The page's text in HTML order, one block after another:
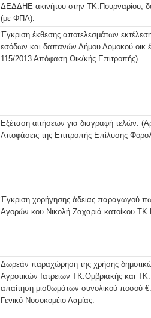
ΔΕΔΔΗΕ ακινήτου στην ΤΚ.Πουρναρίου,
(με ΦΠΑ).
Έγκριση έκθεσης αποτελεσμάτων
εσόδων και δαπανών Δήμου Δομοκού
115/2013 Απόφαση Οικ/κής Επιτροπής)
Εξέταση αιτήσεων για διαγραφή τελών.
Αποφάσεις της Επιτροπής Επίλυσης
Έγκριση χορήγησης άδειας παραγωγού
Αγορών κου.Νικολή Ζαχαριά κατοίκου ΤΚ
Δωρεάν παραχώρηση της χρήσης
Αγροτικών Ιατρείων ΤΚ.Ομβριακής και
απαίτηση μισθωμάτων συνολικού ποσού
Γενικό Νοσοκομέιο Λαμίας.